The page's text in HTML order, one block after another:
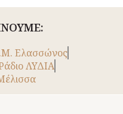
Ελασσώνος
ΛΥΔΙΑ